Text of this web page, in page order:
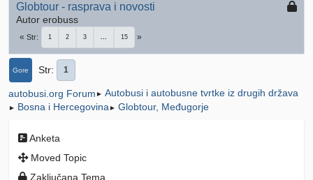
Globtour - rasprava i novosti
Autor erobuss
Str 1 2 3 ... 15
Gore Str 1
autobusi.org Forum ► Autobusi i autobusne tvrtke iz drugih država
► Bosna i Hercegovina ► Globtour, Međugorje
Anketa
Moved Topic
Zaključana Tema